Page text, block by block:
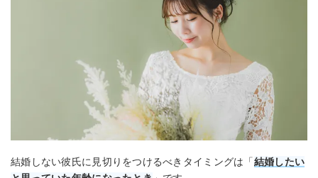
結婚しない彼氏に見切りをつけるべきタイミングは「結婚したい